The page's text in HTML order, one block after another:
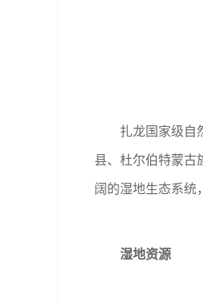
扎龙国家级自
县、杜尔伯特蒙古
阔的湿地生态系统
湿地资源